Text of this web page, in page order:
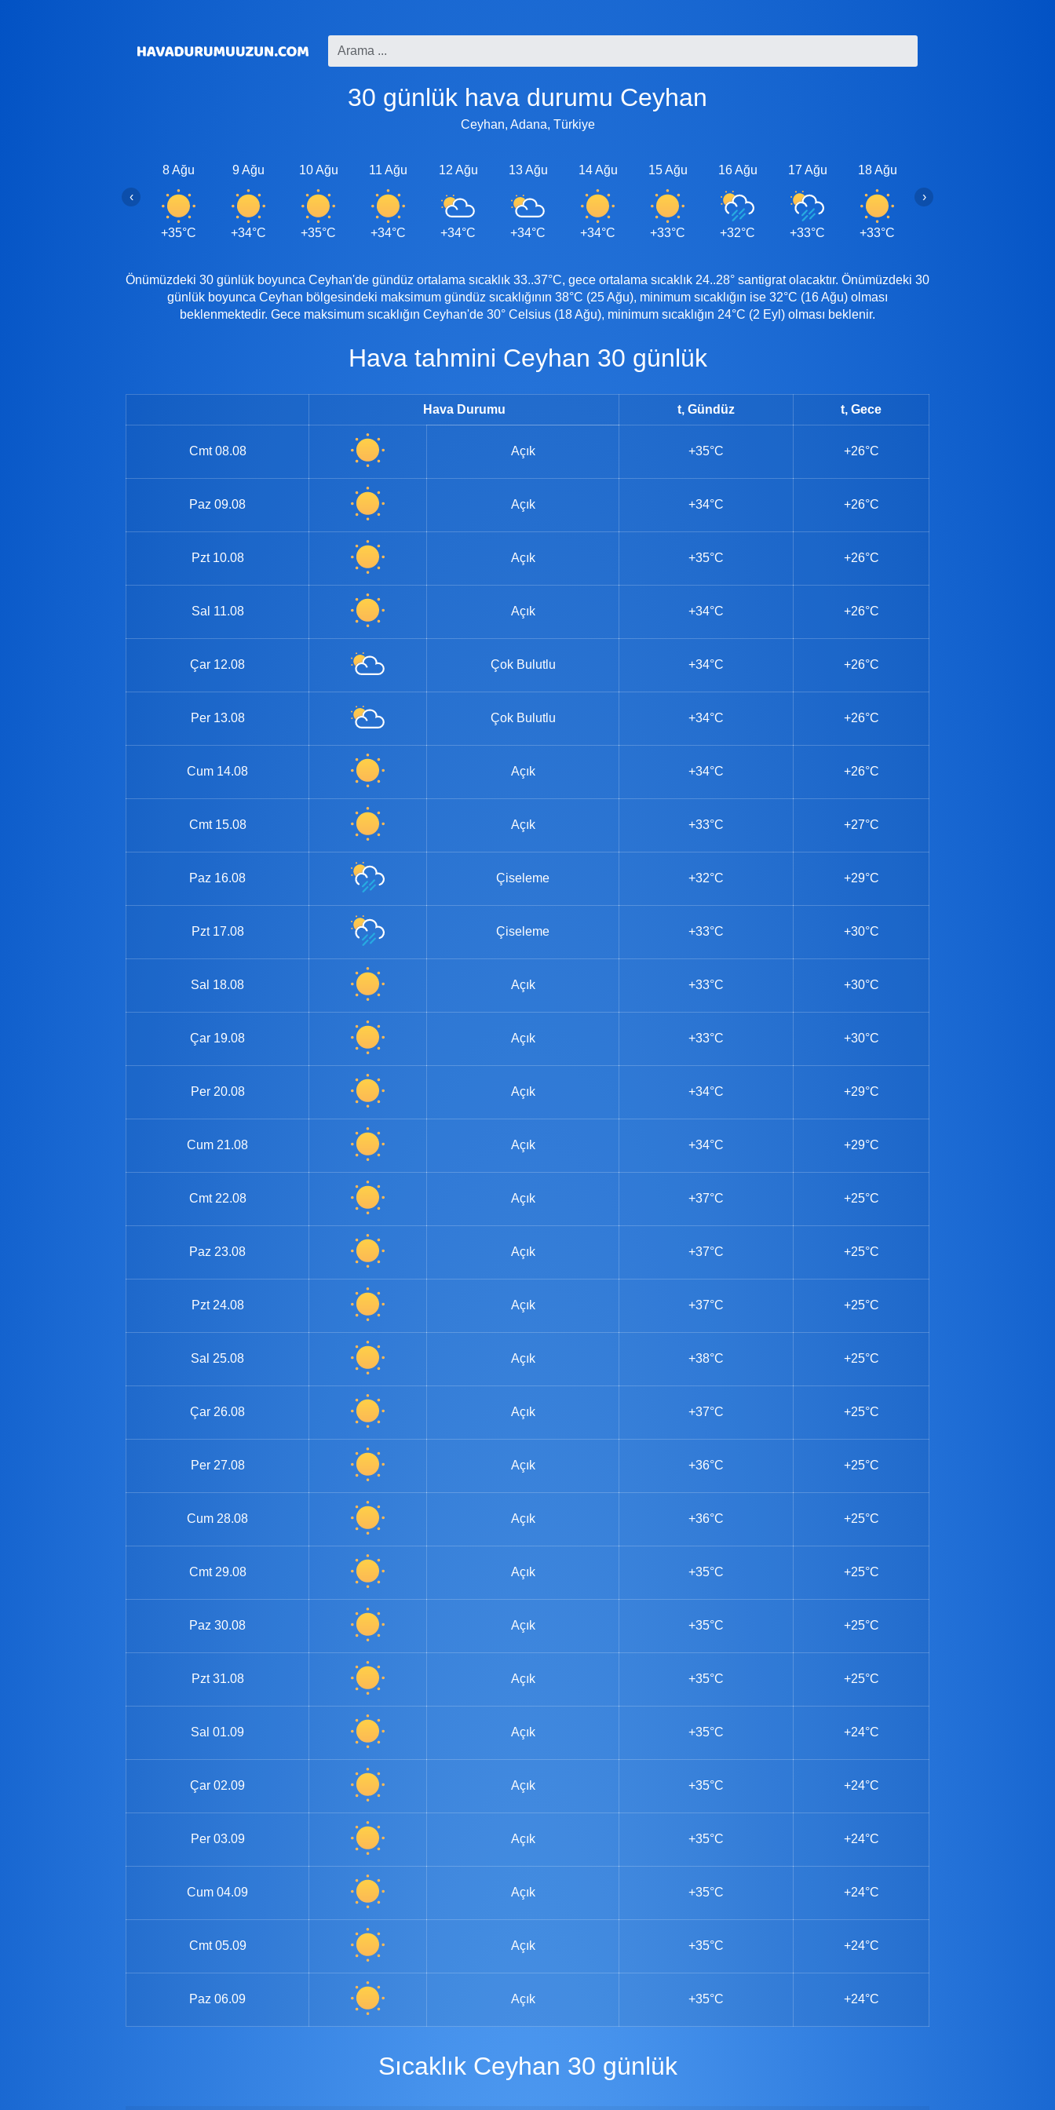
30 günlük hava durumu Ceyhan
Ceyhan, Adana, Türkiye
8 Ağu
+35°C
9 Ağu
+34°C
10 Ağu
+35°C
11 Ağu
+34°C
12 Ağu
+34°C
13 Ağu
+34°C
14 Ağu
+34°C
15 Ağu
+33°C
16 Ağu
+32°C
17 Ağu
+33°C
18 Ağu
+33°C
‹ ›
Önümüzdeki 30 günlük boyunca Ceyhan'de gündüz ortalama sıcaklık 33..37°C, gece ortalama sıcaklık 24..28° santigrat olacaktır. Önümüzdeki 30
günlük boyunca Ceyhan bölgesindeki maksimum gündüz sıcaklığının 38°C (25 Ağu), minimum sıcaklığın ise 32°C (16 Ağu) olması
beklenmektedir. Gece maksimum sıcaklığın Ceyhan'de 30° Celsius (18 Ağu), minimum sıcaklığın 24°C (2 Eyl) olması beklenir.
Hava tahmini Ceyhan 30 günlük
Hava Durumu t, Gündüz t, Gece
Cmt 08.08 Açık +35°C +26°C
Paz 09.08 Açık +34°C +26°C
Pzt 10.08 Açık +35°C +26°C
Sal 11.08 Açık +34°C +26°C
Çar 12.08 Çok Bulutlu +34°C +26°C
Per 13.08 Çok Bulutlu +34°C +26°C
Cum 14.08 Açık +34°C +26°C
Cmt 15.08 Açık +33°C +27°C
Paz 16.08 Çiseleme +32°C +29°C
Pzt 17.08 Çiseleme +33°C +30°C
Sal 18.08 Açık +33°C +30°C
Çar 19.08 Açık +33°C +30°C
Per 20.08 Açık +34°C +29°C
Cum 21.08 Açık +34°C +29°C
Cmt 22.08 Açık +37°C +25°C
Paz 23.08 Açık +37°C +25°C
Pzt 24.08 Açık +37°C +25°C
Sal 25.08 Açık +38°C +25°C
Çar 26.08 Açık +37°C +25°C
Per 27.08 Açık +36°C +25°C
Cum 28.08 Açık +36°C +25°C
Cmt 29.08 Açık +35°C +25°C
Paz 30.08 Açık +35°C +25°C
Pzt 31.08 Açık +35°C +25°C
Sal 01.09 Açık +35°C +24°C
Çar 02.09 Açık +35°C +24°C
Per 03.09 Açık +35°C +24°C
Cum 04.09 Açık +35°C +24°C
Cmt 05.09 Açık +35°C +24°C
Paz 06.09 Açık +35°C +24°C
Sıcaklık Ceyhan 30 günlük